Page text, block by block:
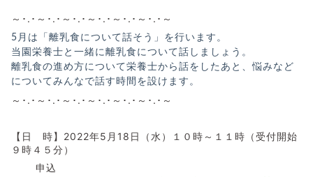
～･.･～･.･～･.･～･.･～･.･～･.･～
5月は「離乳食について話そう」を行います。
当園栄養士と一緒に離乳食について話しましょう。
離乳食の進め方について栄養士から話をしたあと、悩みなど
についてみんなで話す時間を設けます。
～･.･～･.･～･.･～･.･～･.･～･.･～
【日 時】2022年5月18日（水）１０時～１１時（受付開始
９時４５分）
申込